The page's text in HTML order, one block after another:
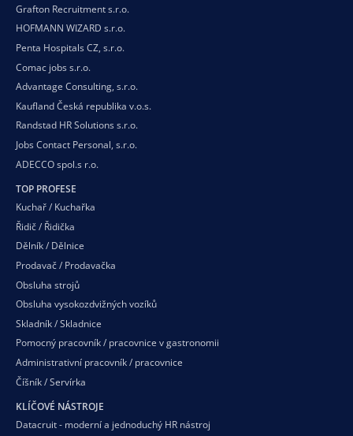
Grafton Recruitment s.r.o.
HOFMANN WIZARD s.r.o.
Penta Hospitals CZ, s.r.o.
Comac jobs s.r.o.
Advantage Consulting, s.r.o.
Kaufland Česká republika v.o.s.
Randstad HR Solutions s.r.o.
Jobs Contact Personal, s.r.o.
ADECCO spol.s r.o.
TOP PROFESE
Kuchař / Kuchařka
Řidič / Řidička
Dělník / Dělnice
Prodavač / Prodavačka
Obsluha strojů
Obsluha vysokozdvižných vozíků
Skladník / Skladnice
Pomocný pracovník / pracovnice v gastronomii
Administrativní pracovník / pracovnice
Číšník / Servírka
KLÍČOVÉ NÁSTROJE
Datacruit - moderní a jednoduchý HR nástroj